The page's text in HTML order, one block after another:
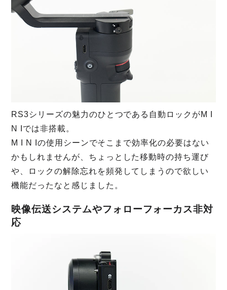
RS3シリーズの魅力のひとつである自動ロックがM I
N Iでは非搭載。
M I N Iの使用シーンでそこまで効率化の必要はない
かもしれませんが、ちょっとした移動時の持ち運び
や、ロックの解除忘れを頻発してしまうので欲しい
機能だったなと感じました。
映像伝送システムやフォローフォーカス非対
応